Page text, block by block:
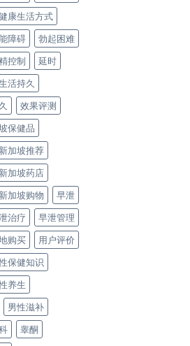
康生活方式
障碍
勃起困难
控制
延时
活持久
效果评测
保健品
新加坡推荐
新加坡药店
新加坡购物
早泄
治疗
早泄管理
购买
用户评价
保健知识
养生
男性滋补
睾酮